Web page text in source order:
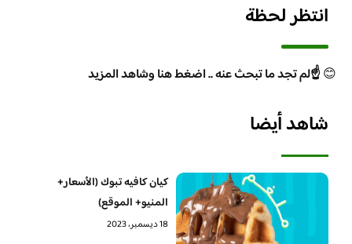
انتظر لحظة
😊☝️لم تجد ما تبحث عنه .. اضغط هنا وشاهد المزيد
شاهد أيضا
كيان كافيه تبوك (الأسعار+
المنيو+ الموقع)
18 ديسمبر، 2023